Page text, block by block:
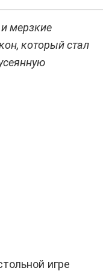
мерзкие
который стал
игре